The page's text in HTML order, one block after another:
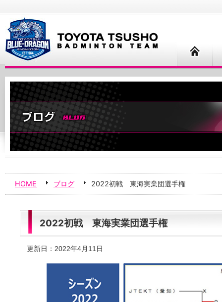
HOME ブログ 2022初戦 東海実業団選手権
2022初戦 東海実業団選手権
更新日：2022年4月11日